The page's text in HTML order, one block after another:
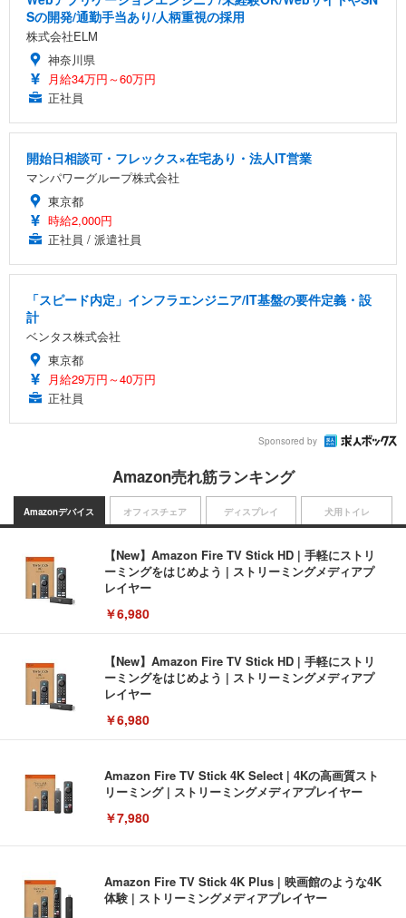
Sの開発/通勤手当あり/人柄重視の採用
株式会社ELM
神奈川県
月給34万円～60万円
正社員
開始日相談可・フレックス×在宅あり・法人IT営業
マンパワーグループ株式会社
東京都
時給2,000円
正社員 / 派遣社員
「スピード内定」インフラエンジニア/IT基盤の要件定義・設
計
ベンタス株式会社
東京都
月給29万円～40万円
正社員
Sponsored by
Amazon売れ筋ランキング
Amazonデバイス
【New】Amazon Fire TV Stick HD | 手軽にストリ
ーミングをはじめよう | ストリーミングメディアプ
レイヤー
￥6,980
【New】Amazon Fire TV Stick HD | 手軽にストリ
ーミングをはじめよう | ストリーミングメディアプ
レイヤー
￥6,980
Amazon Fire TV Stick 4K Select | 4Kの高画質スト
リーミング | ストリーミングメディアプレイヤー
￥7,980
Amazon Fire TV Stick 4K Plus | 映画館のような4K
体験 | ストリーミングメディアプレイヤー
オフィスチェア ディスプレイ 犬用トイレ